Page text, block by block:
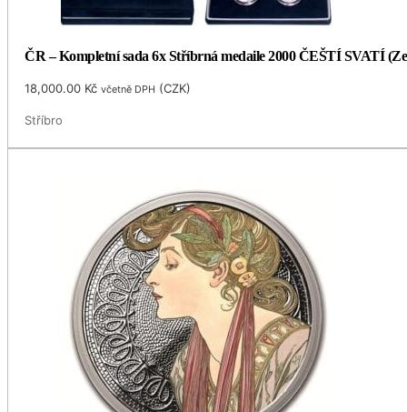
ČR – Kompletní sada 6x Stříbrná medaile 2000 ČEŠTÍ SVATÍ
18,000.00 Kč včetně DPH (CZK)
Stříbro